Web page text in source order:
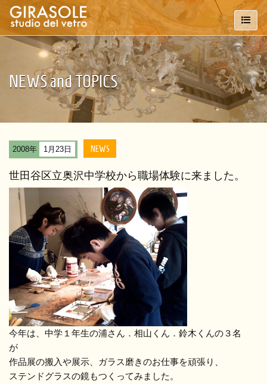
NEWS and TOPICS
2008年 1月23日 NEWS
世田谷区立奥沢中学校から職場体験に来ました。
今年は、中学１年生の浦さん．相山くん．鈴木くんの３名
が
作品展の搬入や展示、ガラス磨きのお仕事を頑張り、
ステンドグラスの鏡もつくってみました。